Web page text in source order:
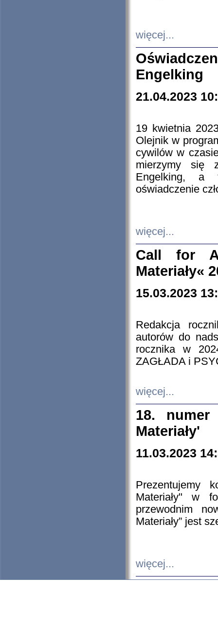
więcej...
Engelking
21.04.2023
19 kwietnia
Olejnik w
cywilów w
mierzymy się
Engelking, a
oświadczenie
więcej...
Call for
Materiały«
15.03.2023
Redakcja
autorów do
rocznika w
ZAGŁADA i
więcej...
18. numer
Materiały'
11.03.2023
Prezentujemy
Materiały" w
przewodnim
Materiały” jest
więcej...